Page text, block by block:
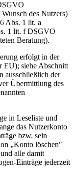
des Nutzers)
Abs. 1 lit. a
1 lit. f DSGVO
Beratung).
erfolgt in der
EU); siehe Abschnitt
ausschließlich der
Übermittlung des
in Leseliste und
das Nutzerkonto
bzw. sein
„Konto löschen"
alle damit
Einträge jederzeit